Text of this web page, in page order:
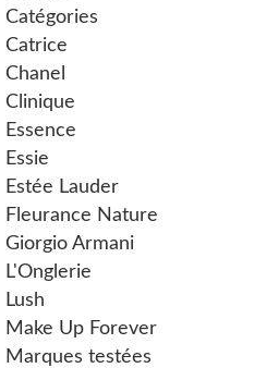
Catégories
Catrice
Chanel
Clinique
Essence
Essie
Estée Lauder
Fleurance Nature
Giorgio Armani
L'Onglerie
Lush
Make Up Forever
Marques testées